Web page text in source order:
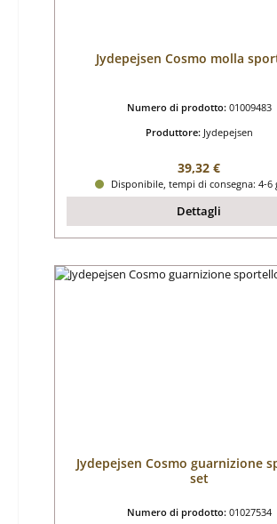
Jydepejsen Cosmo molla
Numero di prodotto: 01009483
Produttore: Jydepejsen
Prezzo normale:
39,32 €
Disponibile, tempi di consegna: 4-6
Dettagli
Jydepejsen Cosmo guarnizione
set
Numero di prodotto: 01027534